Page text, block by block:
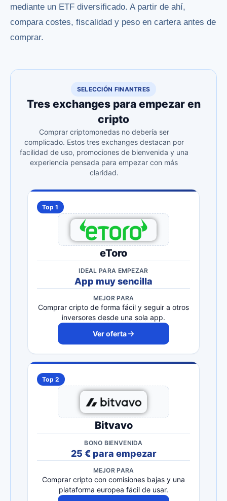
mediante un ETF diversificado. A partir de ahí,
compara costes, fiscalidad y peso en cartera antes de
comprar.
SELECCIÓN FINANTRES
Tres exchanges para empezar en
cripto
Comprar criptomonedas no debería ser
complicado. Estos tres exchanges destacan por
facilidad de uso, promociones de bienvenida y una
experiencia pensada para empezar con más
claridad.
Top 1
eToro
IDEAL PARA EMPEZAR
App muy sencilla
MEJOR PARA
Comprar cripto de forma fácil y seguir a otros
inversores desde una sola app.
Ver oferta
Top 2
Bitvavo
BONO BIENVENIDA
25 € para empezar
MEJOR PARA
Comprar cripto con comisiones bajas y una
plataforma europea fácil de usar.